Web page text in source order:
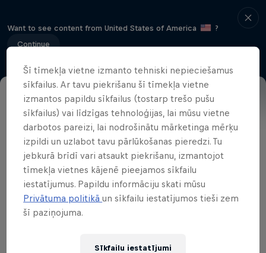
Want to see content from United States of America
?
Continue
Daļa no pasākumu sērijām
FIA World Rally Championship
11 Tūres Pieturas
Horvātija kļūs par 35.valsti, kura uzņēmusi
WRC sacīkstes. Asfaltētie ceļi tās
galvaspilsētā Zagrebā kļūs par šī rallija
Šī tīmekļa vietne izmanto tehniski nepieciešamus
sīkfailus. Ar tavu piekrišanu šī tīmekļa vietne
izmantos papildu sīkfailus (tostarp trešo pušu
sīkfailus) vai līdzīgas tehnoloģijas, lai mūsu vietne
darbotos pareizi, lai nodrošinātu mārketinga mērķu
izpildi un uzlabot tavu pārlūkošanas pieredzi. Tu
jebkurā brīdī vari atsaukt piekrišanu, izmantojot
tīmekļa vietnes kājenē pieejamos sīkfailu
iestatījumus. Papildu informāciju skati mūsu
Privātuma politikāun sīkfailu iestatījumos tieši zem
šī paziņojuma.
Sīkfailu iestatījumi